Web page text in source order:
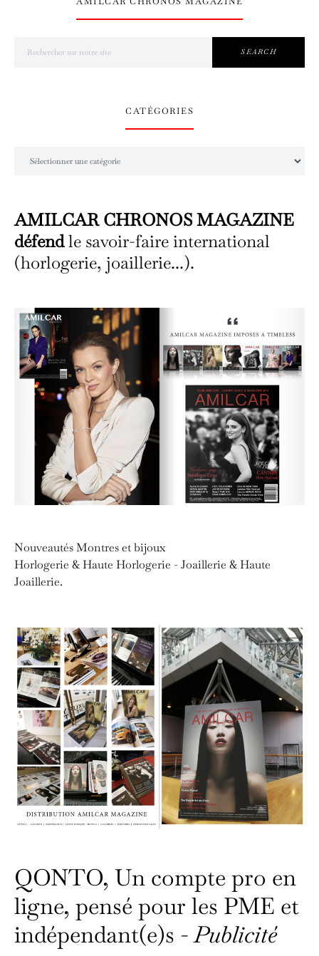
SEARCH
CATÉGORIES
AMILCAR CHRONOS MAGAZINE
défendle savoir-faire international
(horlogerie, joaillerie...).
Nouveautés Montres et bijoux
Horlogerie & Haute Horlogerie - Joaillerie & Haute
Joaillerie.
QONTO, Un compte pro en
ligne, pensé pour les PME et
indépendant(e)s -Publicité